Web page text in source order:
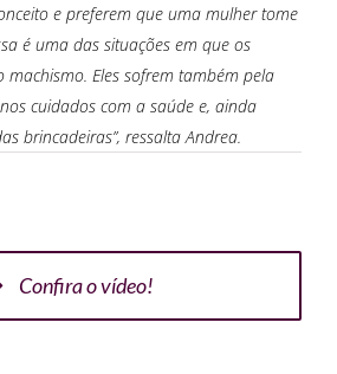
e preferem que uma mulher tome
é uma das situações em que os
machismo. Eles sofrem também pela
cuidados com a saúde e, ainda
brincadeiras”, ressalta Andrea.
Confira o vídeo!